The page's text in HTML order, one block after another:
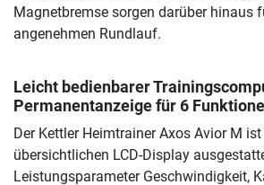
Magnetbremse sorgen darüber hinaus
angenehmen Rundlauf.
Leicht bedienbarer
Permanentanzeige für 6
Der Kettler Heimtrainer Axos Avior M
übersichtlichen LCD-Display
Leistungsparameter Geschwindigkeit,